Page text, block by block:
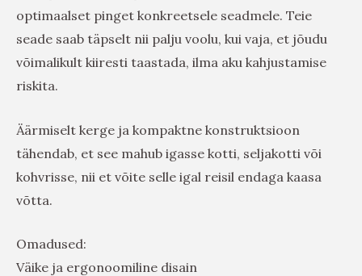
optimaalset pinget konkreetsele seadmele. Teie
seade saab täpselt nii palju voolu, kui vaja, et jõudu
võimalikult kiiresti taastada, ilma aku kahjustamise
riskita.
Äärmiselt kerge ja kompaktne konstruktsioon
tähendab, et see mahub igasse kotti, seljakotti või
kohvrisse, nii et võite selle igal reisil endaga kaasa
võtta.
Omadused:
Väike ja ergonoomiline disain